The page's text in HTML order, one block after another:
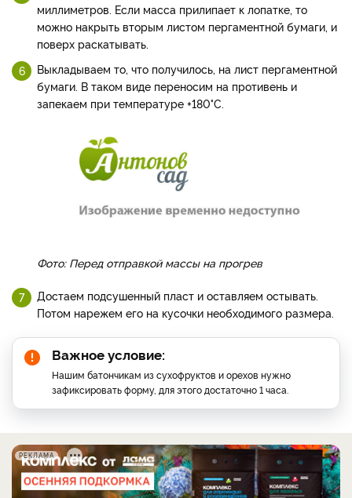
миллиметров. Если масса прилипает к лопатке, то
можно накрыть вторым листом пергаментной бумаги, и
поверх раскатывать.
Выкладываем то, что получилось, на лист пергаментной
бумаги. В таком виде переносим на противень и
запекаем при температуре +180°C.
Фото: Перед отправкой массы на прогрев
Достаем подсушенный пласт и оставляем остывать.
Потом нарежем его на кусочки необходимого размера.
Важное условие:
Нашим батончикам из сухофруктов и орехов нужно
зафиксировать форму, для этого достаточно 1 часа.
РЕКЛАМА